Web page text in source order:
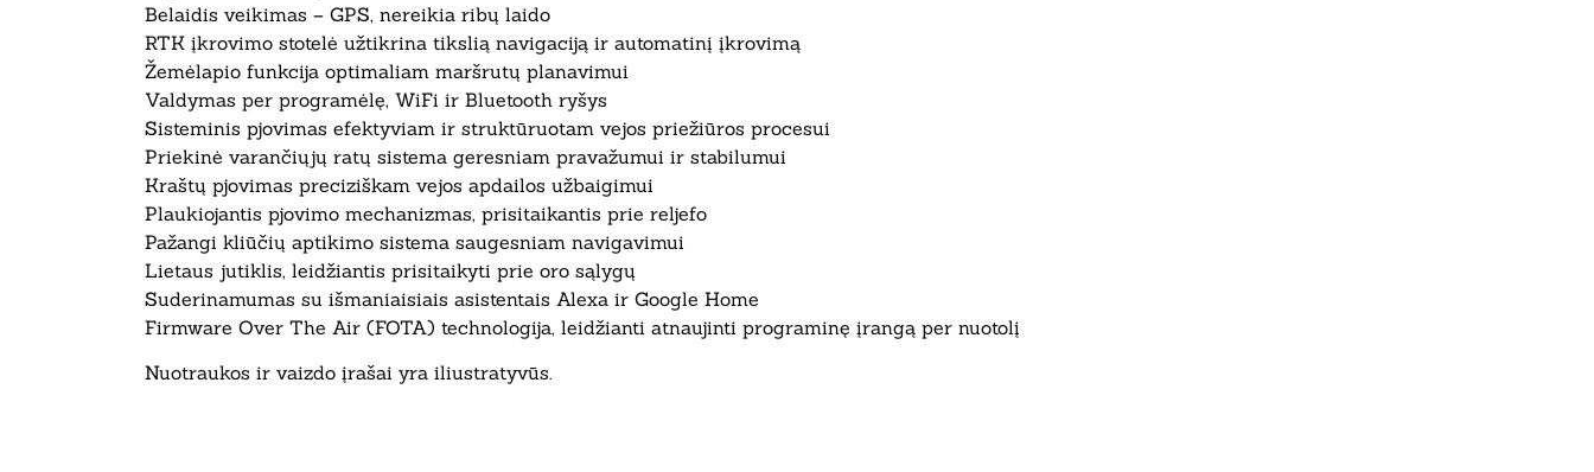
Belaidis veikimas – GPS, nereikia ribų laido
RTK įkrovimo stotelė užtikrina tikslią navigaciją ir automatinį įkrovimą
Žemėlapio funkcija optimaliam maršrutų planavimui
Valdymas per programėlę, WiFi ir Bluetooth ryšys
Sisteminis pjovimas efektyviam ir struktūruotam vejos priežiūros procesui
Priekinė varančiųjų ratų sistema geresniam pravažumui ir stabilumui
Kraštų pjovimas preciziškam vejos apdailos užbaigimui
Plaukiojantis pjovimo mechanizmas, prisitaikantis prie reljefo
Pažangi kliūčių aptikimo sistema saugesniam navigavimui
Lietaus jutiklis, leidžiantis prisitaikyti prie oro sąlygų
Suderinamumas su išmaniaisiais asistentais Alexa ir Google Home
Firmware Over The Air (FOTA) technologija, leidžianti atnaujinti programinę įrangą per nuotolį
Nuotraukos ir vaizdo įrašai yra iliustratyvūs.